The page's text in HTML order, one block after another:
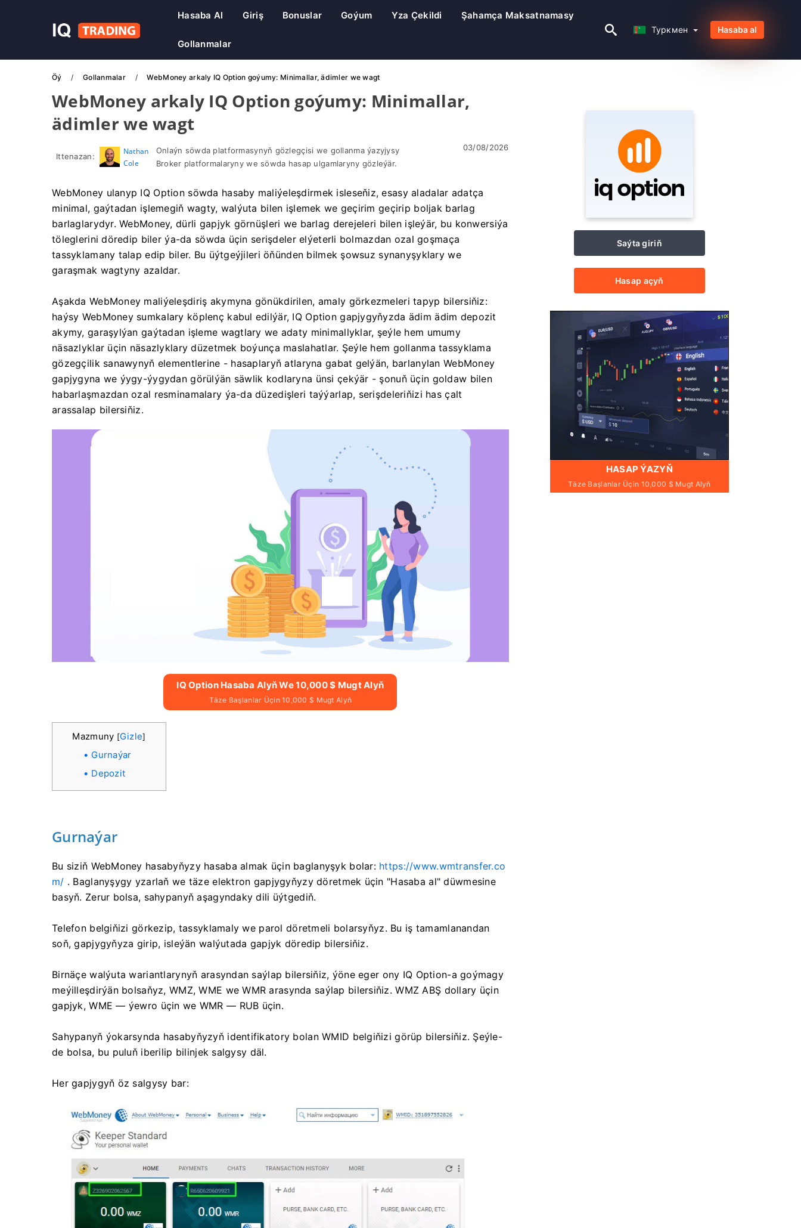
Туркмен
Hasaba Al Giriş Bonuslar Goýum Yza Çekildi Şahamça Maksatnamasy
Gollanmalar
Туркмен Hasaba al
Öý Gollanmalar WebMoney arkaly IQ Option goýumy: Minimallar, ädimler we wagt
WebMoney arkaly IQ Option goýumy: Minimallar,
ädimler we wagt
Ittenazan:
Nathan
Cole
Onlaýn söwda platformasynyň gözlegçisi we gollanma ýazyjysy
Broker platformalaryny we söwda hasap ulgamlaryny gözleýär.
03/08/2026
WebMoney ulanyp IQ Option söwda hasaby maliýeleşdirmek isleseňiz, esasy aladalar adatça
minimal, gaýtadan işlemegiň wagty, walýuta bilen işlemek we geçirim geçirip boljak barlag
barlaglarydyr. WebMoney, dürli gapjyk görnüşleri we barlag derejeleri bilen işleýär, bu konwersiýa
töleglerini döredip biler ýa-da söwda üçin serişdeler elýeterli bolmazdan ozal goşmaça
tassyklamany talap edip biler. Bu üýtgeýjileri öňünden bilmek şowsuz synanyşyklary we
garaşmak wagtyny azaldar.
Aşakda WebMoney maliýeleşdiriş akymyna gönükdirilen, amaly görkezmeleri tapyp bilersiňiz:
haýsy WebMoney sumkalary köplenç kabul edilýär, IQ Option gapjygyňyzda ädim ädim depozit
akymy, garaşylýan gaýtadan işleme wagtlary we adaty minimallyklar, şeýle hem umumy
näsazlyklar üçin näsazlyklary düzetmek boýunça maslahatlar. Şeýle hem gollanma tassyklama
gözegçilik sanawynyň elementlerine - hasaplaryň atlaryna gabat gelýän, barlanylan WebMoney
gapjygyna we ýygy-ýygydan görülýän säwlik kodlaryna ünsi çekýär - şonuň üçin goldaw bilen
habarlaşmazdan ozal resminamalary ýa-da düzedişleri taýýarlap, serişdeleriňizi has çalt
arassalap bilersiňiz.
IQ Option Hasaba Alyň We 10,000 $ Mugt Alyň
Täze Başlanlar Üçin 10,000 $ Mugt Alyň
Mazmuny [Gizle]
Gurnaýar
Depozit
Gurnaýar
Bu siziň WebMoney hasabyňyzy hasaba almak üçin baglanyşyk bolar: https://www.wmtransfer.co
m/ . Baglanyşygy yzarlaň we täze elektron gapjygyňyzy döretmek üçin "Hasaba al" düwmesine
basyň. Zerur bolsa, sahypanyň aşagyndaky dili üýtgediň.
Telefon belgiňizi görkezip, tassyklamaly we parol döretmeli bolarsyňyz. Bu iş tamamlanandan
soň, gapjygyňyza girip, isleýän walýutada gapjyk döredip bilersiňiz.
Birnäçe walýuta wariantlarynyň arasyndan saýlap bilersiňiz, ýöne eger ony IQ Option-a goýmagy
meýilleşdirýän bolsaňyz, WMZ, WME we WMR arasynda saýlap bilersiňiz. WMZ ABŞ dollary üçin
gapjyk, WME — ýewro üçin we WMR — RUB üçin.
Sahypanyň ýokarsynda hasabyňyzyň identifikatory bolan WMID belgiňizi görüp bilersiňiz. Şeýle-
de bolsa, bu puluň iberilip bilinjek salgysy däl.
Her gapjygyň öz salgysy bar:
Saýta giriň
Hasap açyň
HASAP ÝAZYŇ
Täze Başlanlar Üçin 10,000 $ Mugt Alyň